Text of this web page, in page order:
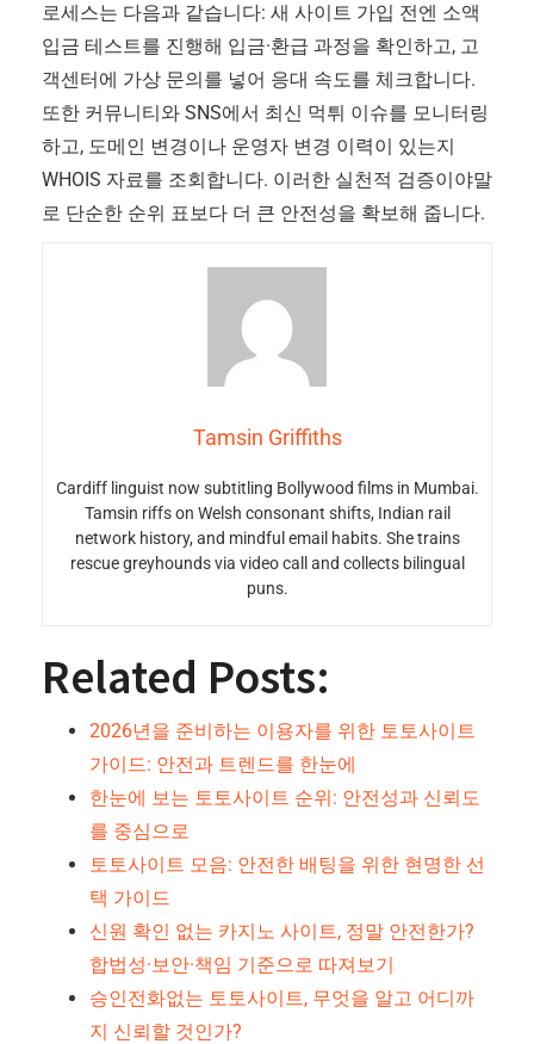
로세스는 다음과 같습니다: 새 사이트 가입 전엔 소액
입금 테스트를 진행해 입금·환급 과정을 확인하고, 고
객센터에 가상 문의를 넣어 응대 속도를 체크합니다.
또한 커뮤니티와 SNS에서 최신 먹튀 이슈를 모니터링
하고, 도메인 변경이나 운영자 변경 이력이 있는지
WHOIS 자료를 조회합니다. 이러한 실천적 검증이야말
로 단순한 순위 표보다 더 큰 안전성을 확보해 줍니다.
Tamsin Griffiths
Cardiff linguist now subtitling Bollywood films in Mumbai.
Tamsin riffs on Welsh consonant shifts, Indian rail
network history, and mindful email habits. She trains
rescue greyhounds via video call and collects bilingual
puns.
Related Posts:
2026년을 준비하는 이용자를 위한 토토사이트
가이드: 안전과 트렌드를 한눈에
한눈에 보는 토토사이트 순위: 안전성과 신뢰도
를 중심으로
토토사이트 모음: 안전한 배팅을 위한 현명한 선
택 가이드
신원 확인 없는 카지노 사이트, 정말 안전한가?
합법성·보안·책임 기준으로 따져보기
승인전화없는 토토사이트, 무엇을 알고 어디까
지 신뢰할 것인가?